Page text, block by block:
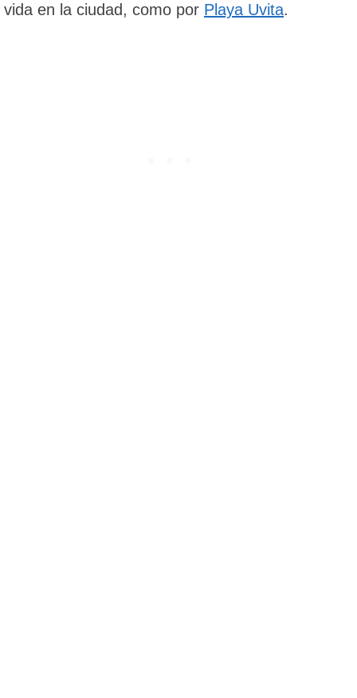
vida en la ciudad, como por Playa Uvita.